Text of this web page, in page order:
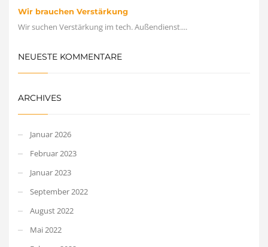
Wir brauchen Verstärkung
Wir suchen Verstärkung im tech. Außendienst....
NEUESTE KOMMENTARE
ARCHIVES
Januar 2026
Februar 2023
Januar 2023
September 2022
August 2022
Mai 2022